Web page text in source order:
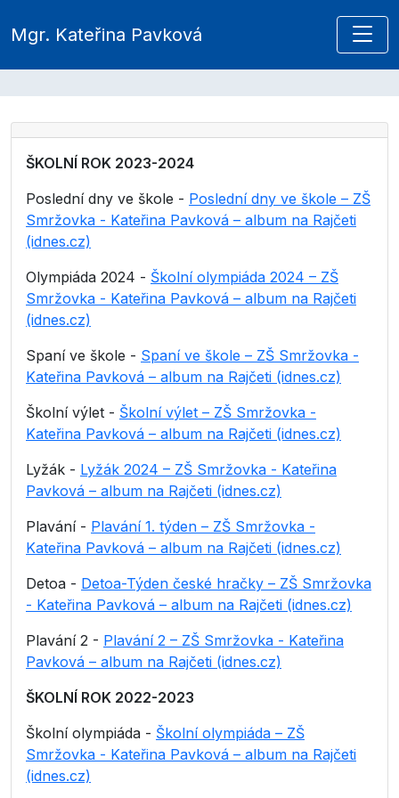
Mgr. Kateřina Pavková
ŠKOLNÍ ROK 2023-2024
Poslední dny ve škole - Poslední dny ve škole – ZŠ
Smržovka - Kateřina Pavková – album na Rajčeti
(idnes.cz)
Olympiáda 2024 - Školní olympiáda 2024 – ZŠ
Smržovka - Kateřina Pavková – album na Rajčeti
(idnes.cz)
Spaní ve škole - Spaní ve škole – ZŠ Smržovka -
Kateřina Pavková – album na Rajčeti (idnes.cz)
Školní výlet - Školní výlet – ZŠ Smržovka -
Kateřina Pavková – album na Rajčeti (idnes.cz)
Lyžák - Lyžák 2024 – ZŠ Smržovka - Kateřina
Pavková – album na Rajčeti (idnes.cz)
Plavání - Plavání 1. týden – ZŠ Smržovka -
Kateřina Pavková – album na Rajčeti (idnes.cz)
Detoa - Detoa-Týden české hračky – ZŠ Smržovka
- Kateřina Pavková – album na Rajčeti (idnes.cz)
Plavání 2 - Plavání 2 – ZŠ Smržovka - Kateřina
Pavková – album na Rajčeti (idnes.cz)
ŠKOLNÍ ROK 2022-2023
Školní olympiáda - Školní olympiáda – ZŠ
Smržovka - Kateřina Pavková – album na Rajčeti
(idnes.cz)